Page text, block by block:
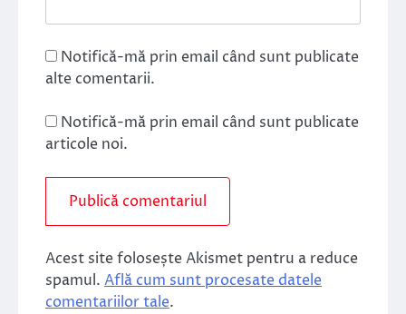
Notifică-mă prin email când sunt publicate
alte comentarii.
Notifică-mă prin email când sunt publicate
articole noi.
Acest site folosește Akismet pentru a reduce
spamul. Află cum sunt procesate datele
comentariilor tale.